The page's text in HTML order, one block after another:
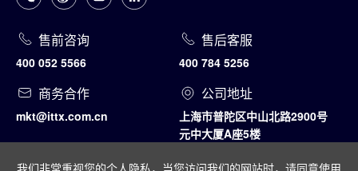
我们非常重视您的个人隐私，当您访问我们的网站时，请同意使用
售前咨询
400 052 5566
售后客服
400 784 5256
商务合作
mkt@ittx.com.cn
公司地址
上海市普陀区中山北路2900号
元中大厦A座5楼